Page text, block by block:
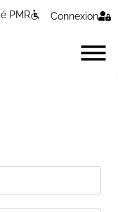
PMR Connexion